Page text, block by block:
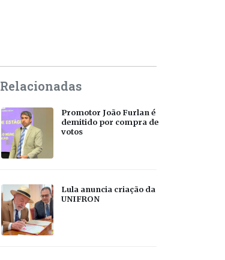
Relacionadas
Promotor João Furlan é
demitido por compra de
votos
Lula anuncia criação da
UNIFRON